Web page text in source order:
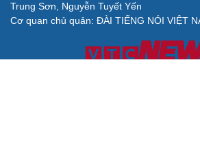
Trung Sơn, Nguyễn Tuyết Yến
Cơ quan chủ quản: ĐÀI TIẾNG NÓI VIỆT